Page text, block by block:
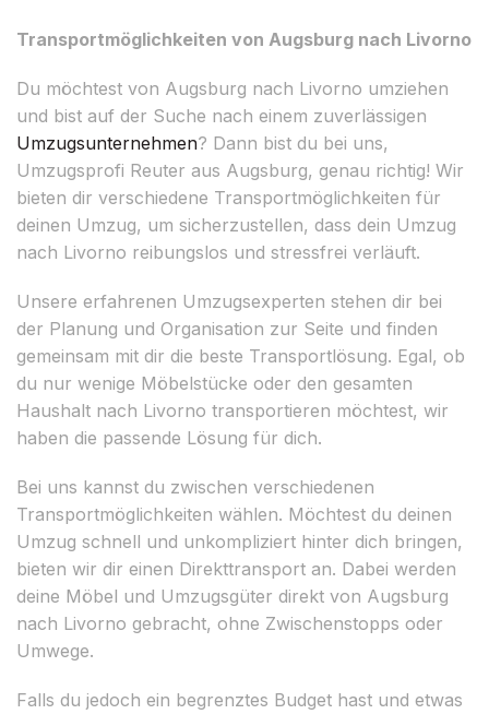
Transportmöglichkeiten von Augsburg nach Livorno
Du möchtest von Augsburg nach Livorno umziehen
und bist auf der Suche nach einem zuverlässigen
Umzugsunternehmen? Dann bist du bei uns,
Umzugsprofi Reuter aus Augsburg, genau richtig! Wir
bieten dir verschiedene Transportmöglichkeiten für
deinen Umzug, um sicherzustellen, dass dein Umzug
nach Livorno reibungslos und stressfrei verläuft.
Unsere erfahrenen Umzugsexperten stehen dir bei
der Planung und Organisation zur Seite und finden
gemeinsam mit dir die beste Transportlösung. Egal, ob
du nur wenige Möbelstücke oder den gesamten
Haushalt nach Livorno transportieren möchtest, wir
haben die passende Lösung für dich.
Bei uns kannst du zwischen verschiedenen
Transportmöglichkeiten wählen. Möchtest du deinen
Umzug schnell und unkompliziert hinter dich bringen,
bieten wir dir einen Direkttransport an. Dabei werden
deine Möbel und Umzugsgüter direkt von Augsburg
nach Livorno gebracht, ohne Zwischenstopps oder
Umwege.
Falls du jedoch ein begrenztes Budget hast und etwas